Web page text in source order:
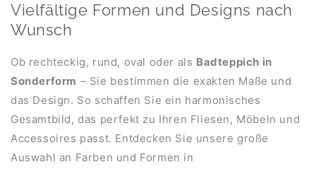
Vielfältige Formen und Designs nach
Wunsch
Ob rechteckig, rund, oval oder als Badteppich in
Sonderform – Sie bestimmen die exakten Maße und
das Design. So schaffen Sie ein harmonisches
Gesamtbild, das perfekt zu Ihren Fliesen, Möbeln und
Accessoires passt. Entdecken Sie unsere große
Auswahl an Farben und Formen in